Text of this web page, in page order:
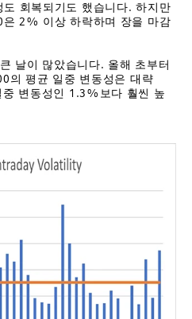
회복되기도 했습니다. 하지만
은 2% 이상 하락하며 장을 마감
날이 많았습니다. 올해 초부터
의 평균 일중 변동성은 대략
변동성인 1.3%보다 훨씬 높